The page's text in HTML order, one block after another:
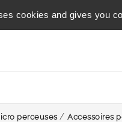
perceuses Accessoires
cookies and gives you